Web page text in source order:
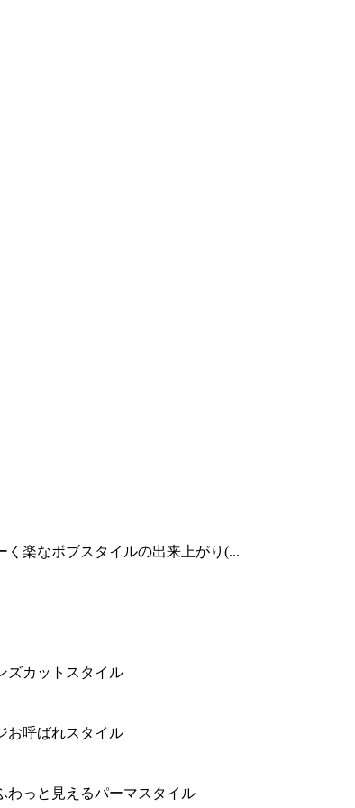
く楽なボブスタイルの出来上がり(...
ズカットスタイル
お呼ばれスタイル
わっと見えるパーマスタイル